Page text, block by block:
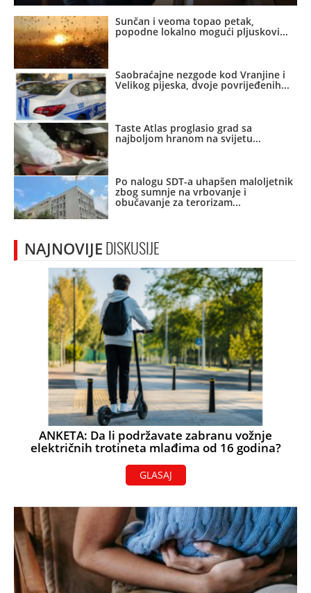
Sunčan i veoma topao petak,
popodne lokalno mogući pljuskovi
Saobraćajne nezgode kod Vranjine i
Velikog pijeska, dvoje povrijeđenih
Taste Atlas proglasio grad sa
najboljom hranom na svijetu
Po nalogu SDT-a uhapšen maloljetnik
zbog sumnje na vrbovanje i
obučavanje za terorizam
NAJNOVIJE DISKUSIJE
ANKETA: Da li podržavate zabranu vožnje
električnih trotineta mlađima od 16 godina?
GLASAJ